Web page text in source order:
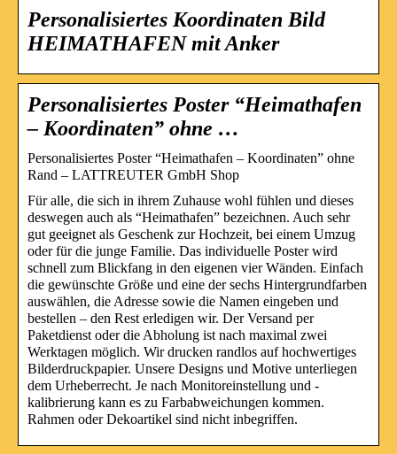
Personalisiertes Koordinaten Bild
HEIMATHAFEN mit Anker
Personalisiertes Poster “Heimathafen
– Koordinaten” ohne …
Personalisiertes Poster “Heimathafen – Koordinaten” ohne
Rand – LATTREUTER GmbH Shop
Für alle, die sich in ihrem Zuhause wohl fühlen und dieses
deswegen auch als “Heimathafen” bezeichnen. Auch sehr
gut geeignet als Geschenk zur Hochzeit, bei einem Umzug
oder für die junge Familie. Das individuelle Poster wird
schnell zum Blickfang in den eigenen vier Wänden. Einfach
die gewünschte Größe und eine der sechs Hintergrundfarben
auswählen, die Adresse sowie die Namen eingeben und
bestellen – den Rest erledigen wir. Der Versand per
Paketdienst oder die Abholung ist nach maximal zwei
Werktagen möglich. Wir drucken randlos auf hochwertiges
Bilderdruckpapier. Unsere Designs und Motive unterliegen
dem Urheberrecht. Je nach Monitoreinstellung und -
kalibrierung kann es zu Farbabweichungen kommen.
Rahmen oder Dekoartikel sind nicht inbegriffen.